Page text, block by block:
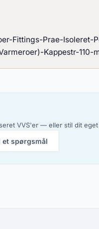
Fittings-Prae-Isoleret-
Kappestr-110-
VVS'er — eller stil dit
et spørgsmål